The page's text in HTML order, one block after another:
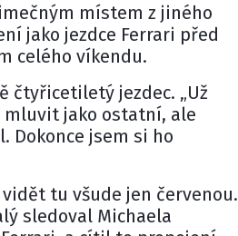
místem z jiného
jako jezdce Ferrari před
celého víkendu.
čtyřicetiletý jezdec. „Už
mluvit jako ostatní, ale
Dokonce jsem si ho
tu všude jen červenou.
sledoval Michaela